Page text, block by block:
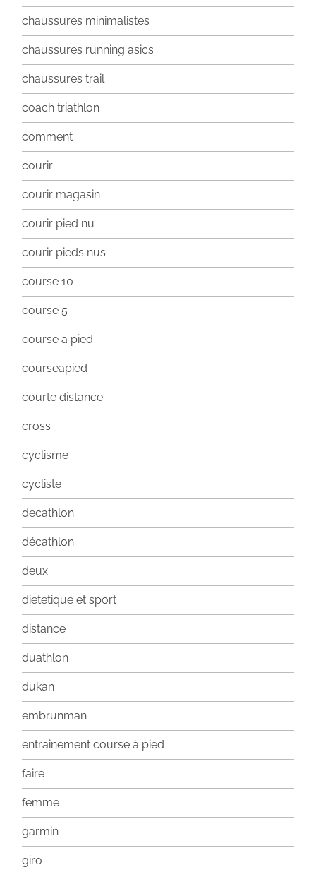
chaussures minimalistes
chaussures running asics
chaussures trail
coach triathlon
comment
courir
courir magasin
courir pied nu
courir pieds nus
course 10
course 5
course a pied
courseapied
courte distance
cross
cyclisme
cycliste
decathlon
décathlon
deux
dietetique et sport
distance
duathlon
dukan
embrunman
entrainement course à pied
faire
femme
garmin
giro